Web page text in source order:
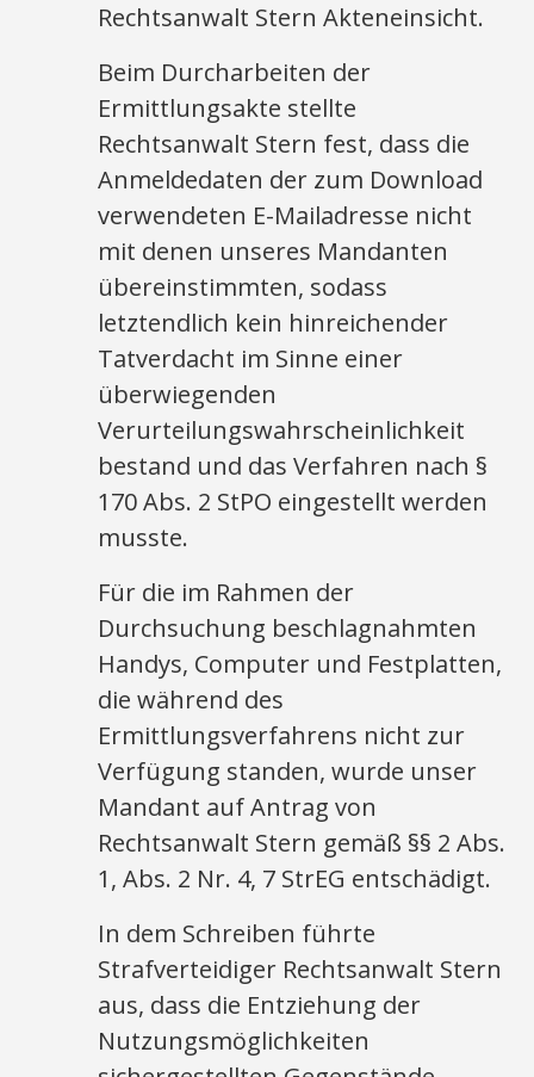
Rechtsanwalt Stern Akteneinsicht.
Beim Durcharbeiten der
Ermittlungsakte stellte
Rechtsanwalt Stern fest, dass die
Anmeldedaten der zum Download
verwendeten E-Mailadresse nicht
mit denen unseres Mandanten
übereinstimmten, sodass
letztendlich kein hinreichender
Tatverdacht im Sinne einer
überwiegenden
Verurteilungswahrscheinlichkeit
bestand und das Verfahren nach §
170 Abs. 2 StPO eingestellt werden
musste.
Für die im Rahmen der
Durchsuchung beschlagnahmten
Handys, Computer und Festplatten,
die während des
Ermittlungsverfahrens nicht zur
Verfügung standen, wurde unser
Mandant auf Antrag von
Rechtsanwalt Stern gemäß §§ 2 Abs.
1, Abs. 2 Nr. 4, 7 StrEG entschädigt.
In dem Schreiben führte
Strafverteidiger Rechtsanwalt Stern
aus, dass die Entziehung der
Nutzungsmöglichkeiten